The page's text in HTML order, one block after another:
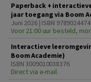
Paperback +
jaar toegang via Boom
Juni 2026 | ISBN
Voor 21:00 uur besteld,
Interactieve
Boom Academie)
ISBN 3009010038376
Direct via e-mail